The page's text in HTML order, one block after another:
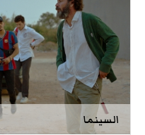
السينما